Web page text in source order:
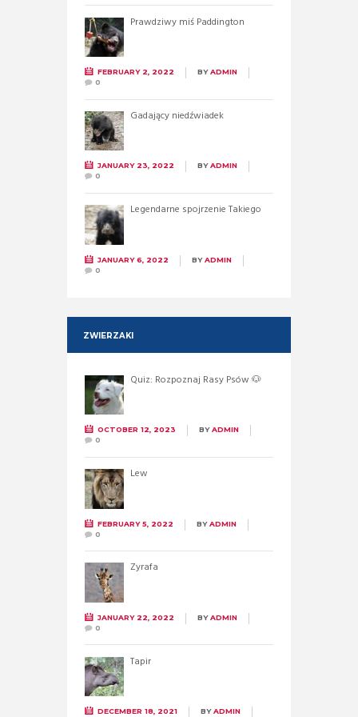
Prawdziwy miś Paddington
FEBRUARY 2, 2022 BYADMIN
0
Gadający niedźwiadek
JANUARY 23, 2022 BYADMIN
0
Legendarne spojrzenie Takiego
JANUARY 6, 2022 BYADMIN
0
ZWIERZAKI
Quiz: Rozpoznaj Rasy Psów 🐶
OCTOBER 12, 2023 BYADMIN
0
Lew
FEBRUARY 5, 2022 BYADMIN
0
Żyrafa
JANUARY 22, 2022 BYADMIN
0
Tapir
DECEMBER 18, 2021 BYADMIN